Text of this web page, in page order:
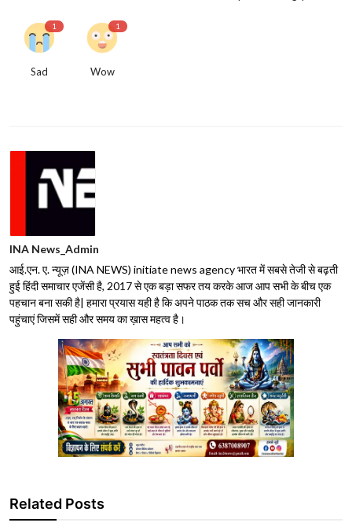
1
Sad
1
Wow
INA News_Admin
आई.एन. ए. न्यूज़ (INA NEWS) initiate news agency भारत में सबसे तेजी से बढ़ती
हुई हिंदी समाचार एजेंसी है, 2017 से एक बड़ा सफर तय करके आज आप सभी के बीच एक
पहचान बना सकी है| हमारा प्रयास यही है कि अपने पाठक तक सच और सही जानकारी
पहुंचाएं जिसमें सही और समय का ख़ास महत्व है।
Related Posts